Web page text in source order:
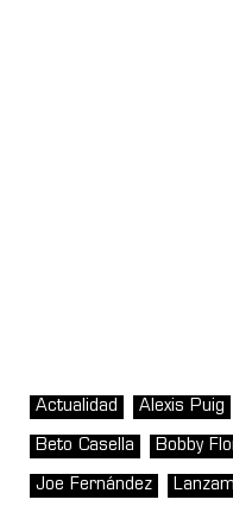
Actualidad Alexis Puig
Beto Casella Bobby
Joe Fernández